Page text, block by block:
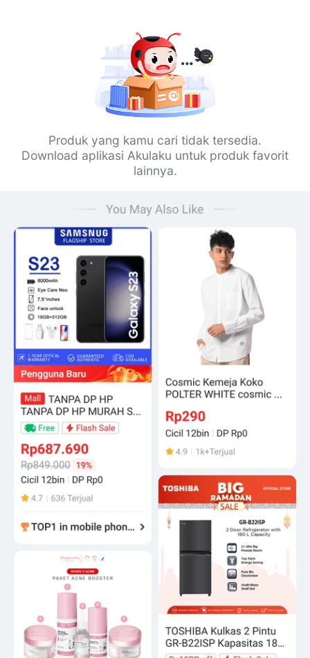
Produk yang kamu cari tidak tersedia.
Download aplikasi Akulaku untuk produk favorit
lainnya.